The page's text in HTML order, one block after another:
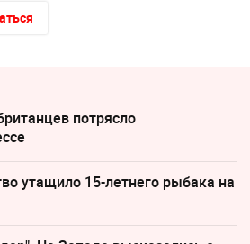
потрясло
утащило 15-летнего рыбака на